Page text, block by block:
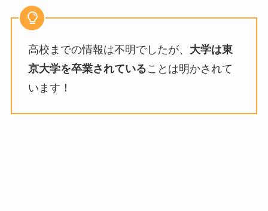
高校までの情報は不明でしたが、 大学は東
京大学を卒業されていることは明かされて
います！